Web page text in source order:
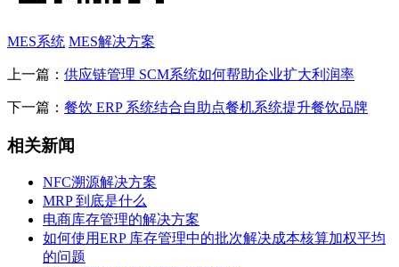
MES系统 MES解决方案
上一篇： 供应链管理 SCM系统如何帮助企业扩大利润率
下一篇： 餐饮 ERP 系统结合自助点餐机系统提升餐饮品牌
相关新闻
NFC溯源解决方案
MRP 到底是什么
电商库存管理的解决方案
如何使用ERP 库存管理中的批次解决成本核算加权平均
的问题